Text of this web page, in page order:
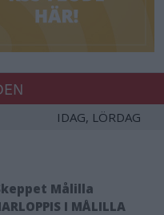
IDAG, LÖRDAG
Målilla
I MÅLILLA